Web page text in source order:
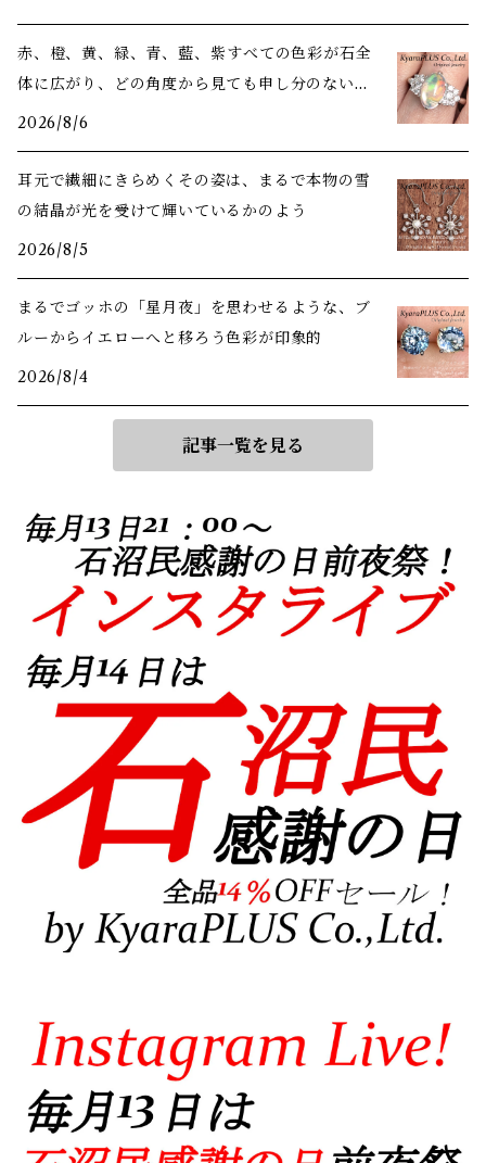
赤、橙、黄、緑、青、藍、紫――すべての色彩が石全
体に広がり、どの角度から見ても申し分のない美
しさ
2026/8/6
耳元で繊細にきらめくその姿は、まるで本物の雪
の結晶が光を受けて輝いているかのよう
2026/8/5
まるでゴッホの「星月夜」を思わせるような、ブ
ルーからイエローへと移ろう色彩が印象的
2026/8/4
記事一覧を見る